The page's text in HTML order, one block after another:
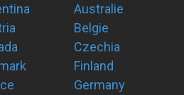
Australie
Belgie
Czechia
Finland
Germany